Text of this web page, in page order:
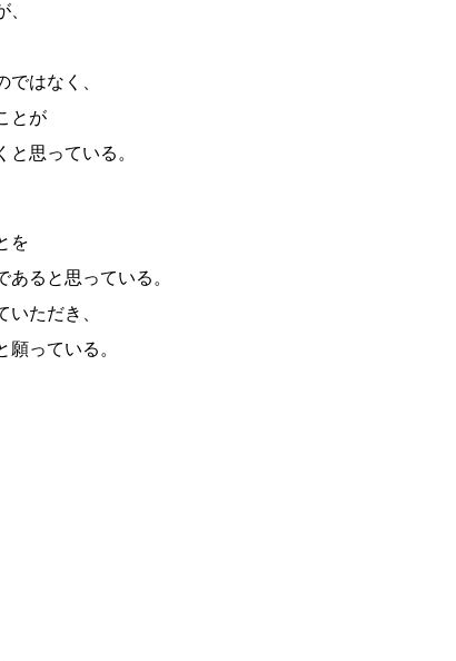
はなく、
とが
思っている。
を
ると思っている。
ただき、
っている。